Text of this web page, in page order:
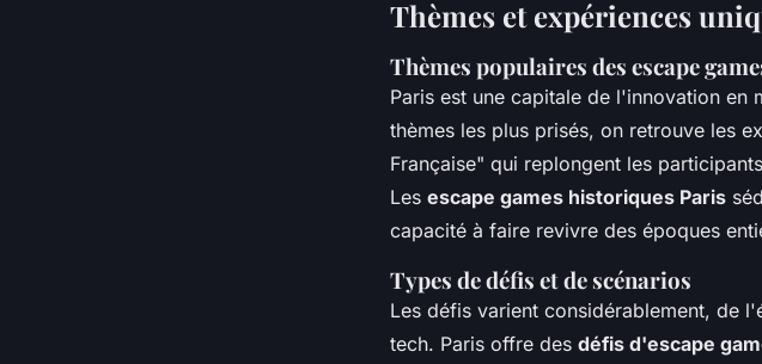
Thèmes et expériences
Thèmes populaires des escape
Paris est une capitale de l'innovation en
thèmes les plus prisés, on retrouve les
Française" qui replongent les
Les escape games historiques Paris
capacité à faire revivre des époques
Types de défis et de scénarios
Les défis varient considérablement, de
tech. Paris offre des défis d'escape